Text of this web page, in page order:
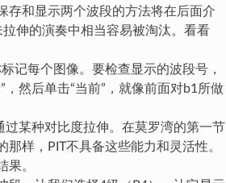
存和显示两个波段的方法将在后面介
伸的演奏中相当容易被淘汰。看看
记每个图像。要检查显示的波段号，
然后单击“当前”，就像前面对b1所做
某种对比度拉伸。在莫罗湾的第一节
样，PIT不具备这些能力和灵活性。
果。